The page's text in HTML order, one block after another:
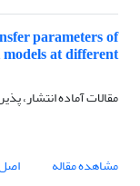
parameters of
at different
مقالات آماده انتشار،
مشاهده مقاله